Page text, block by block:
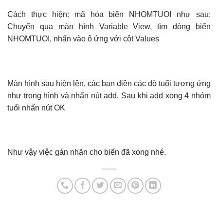
Cách thực hiện: mã hóa biến NHOMTUOI như sau:
Chuyển qua màn hình Variable View, tìm dòng biến
NHOMTUOI, nhấn vào ô ứng với cột Values
Màn hình sau hiện lên, các bạn điền các độ tuổi tương ứng
như trong hình và nhấn nút add. Sau khi add xong 4 nhóm
tuổi nhấn nút OK
Như vậy việc gán nhãn cho biến đã xong nhé.